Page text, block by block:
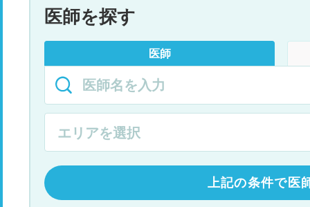
医師を探す
医師
上記の条件で医